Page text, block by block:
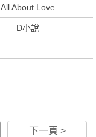
All About Love
D小說
下一頁 >